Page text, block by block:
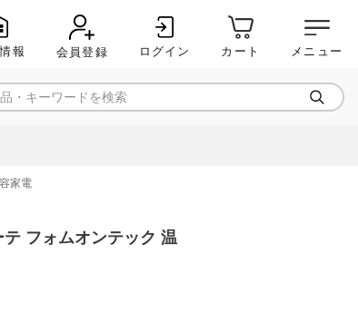
報 会員登録 ログイン カート メニュー
家電
テ フォムオンテック 温